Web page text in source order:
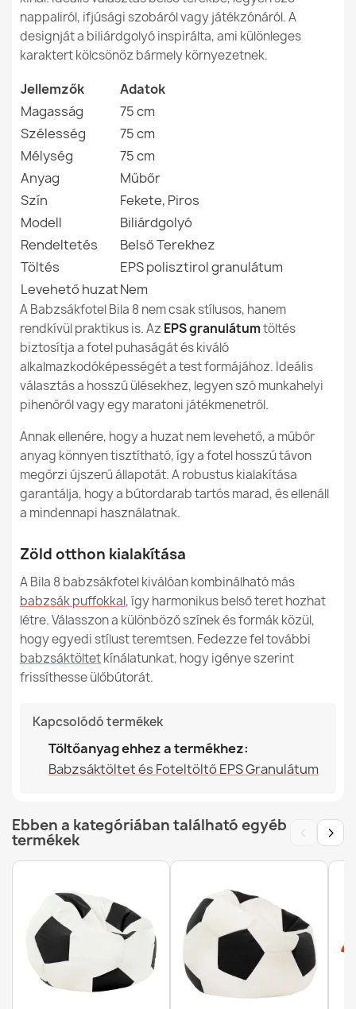
Óriás Futball-labda Babzsákfotel XXL - Műbőr
56 990,00 Ft
Babzsákfotel Futball-labda XL gyerekeknek - Műbőr
Babzsákfotel Futball-labda XL gyerekeknek - Puha
Bársony
52 990,00 Ft
Óriás Futball-labda Babzsákfotel XXL - Puha Bársony
Babzsákfotel Kosárlabda Ülőbútor - Műbőr
57 990,00 Ft
Mélység 75cm
Rendeltetésszerű
Használat
Belső Terekhez
Levehető Huzat
Garancia Anyag
Töltés
Granulátum
Csomagolás Mérete 80x60x60cm
Töltés (l) 270 L (Kb.)
Ülés Magassága 44cm
Megadott referenciák
MPN (Gyártói
Cikkszám)
47
Állapot Új
nappaliról, ifjúsági szobáról vagy játékzónáról. A
designját a biliárdgolyó inspirálta, ami különleges
karaktert kölcsönöz bármely környezetnek.
Jellemzők
Adatok
Magasság
75 cm
Szélesség
75 cm
Mélység
75 cm
Anyag
Műbőr
Szín
Fekete, Piros
Modell
Biliárdgolyó
Rendeltetés
Belső Terekhez
Töltés
EPS polisztirol granulátum
Levehető huzatNem
A Babzsákfotel Bila 8 nem csak stílusos, hanem
rendkívül praktikus is. Az EPS granulátumtöltés
biztosítja a fotel puhaságát és kiváló
alkalmazkodóképességét a test formájához. Ideális
választás a hosszú ülésekhez, legyen szó munkahelyi
pihenőről vagy egy maratoni játékmenetről.
Annak ellenére, hogy a huzat nem levehető, a műbőr
anyag könnyen tisztítható, így a fotel hosszú távon
megőrzi újszerű állapotát. A robustus kialakítása
garantálja, hogy a bútordarab tartós marad, és ellenáll
a mindennapi használatnak.
Zöld otthon kialakítása
A Bila 8 babzsákfotel kiválóan kombinálható más
babzsák puffokkal, így harmonikus belső teret hozhat
létre. Válasszon a különböző színek és formák közül,
hogy egyedi stílust teremtsen. Fedezze fel további
babzsáktöltetkínálatunkat, hogy igénye szerint
frissíthesse ülőbútorát.
Kapcsolódó termékek
Töltőanyag ehhez a termékhez:
Babzsáktöltet és Foteltöltő EPS Granulátum
Ebben a kategóriában található egyéb
termékek ‹ ›